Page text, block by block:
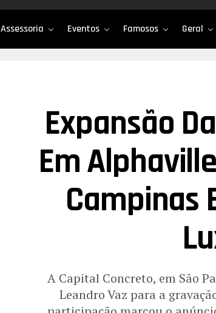
Assessoria Eventos Famosos Geral
Expansão
Em
Campinas
A Capital Concreto, em São
Leandro Vaz para a